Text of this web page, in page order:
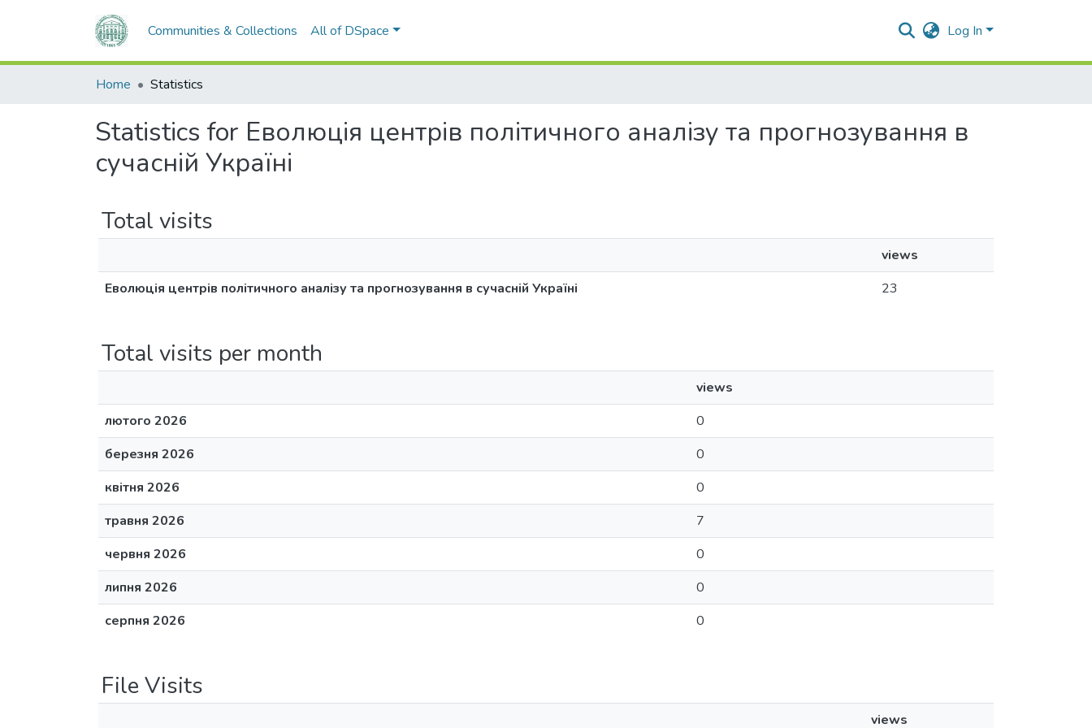
Communities & Collections All of DSpace Log In
Home Statistics
Statistics for Еволюція центрів політичного аналізу та прогнозування в
сучасній Україні
Total visits
views
Еволюція центрів політичного аналізу та прогнозування в сучасній Україні
23
Total visits per month
views
лютого 2026
0
березня 2026
0
квітня 2026
0
травня 2026
7
червня 2026
0
липня 2026
0
серпня 2026
0
File Visits
views